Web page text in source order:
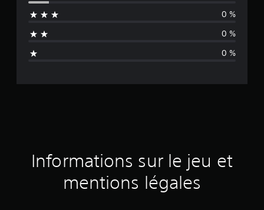
n
n
d
a
0 %
0 %
0 %
Informations sur le jeu et
mentions légales